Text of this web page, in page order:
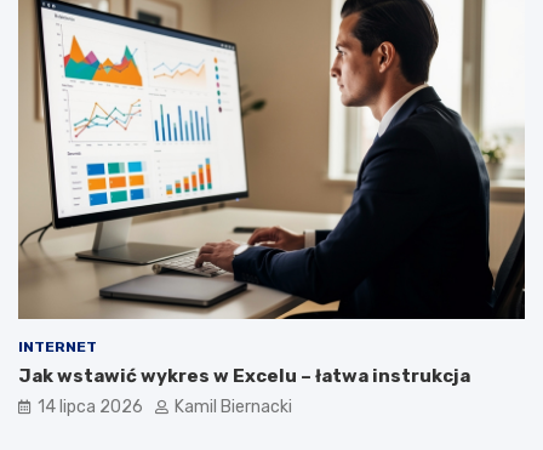
INTERNET
Jak wstawić wykres w Excelu – łatwa instrukcja
14 lipca 2026 Kamil Biernacki